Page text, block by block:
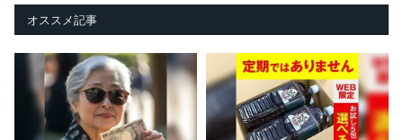
オススメ記事